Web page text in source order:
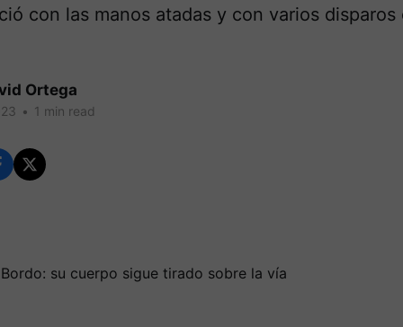
con las manos atadas y con varios disparos
Ortega
• 1 min read